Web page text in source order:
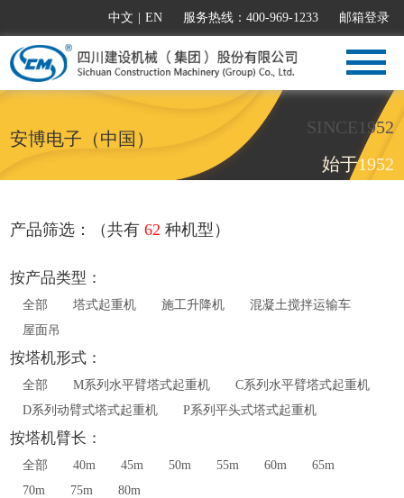
中文 EN 服务热线：400-969-1233 邮箱登录
安博电子（中国）
SINCE1952
始于1952
产品筛选：（共有62 种机型）
按产品类型：
全部 塔式起重机 施工升降机
混凝土搅拌运输车
屋面吊
按塔机形式：
全部 M系列水平臂塔式起重机
C系列水平臂塔式起重机
D系列动臂式塔式起重机
P系列平头式塔式起重机
按塔机臂长：
全部 40m 45m 50m 55m 60m
65m
70m
75m 80m